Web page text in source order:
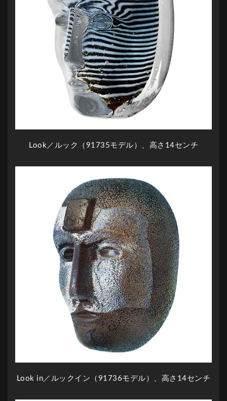
Look／ルック（91735モデル）、高さ14センチ
Look in／ルックイン（91736モデル）、高さ14センチ